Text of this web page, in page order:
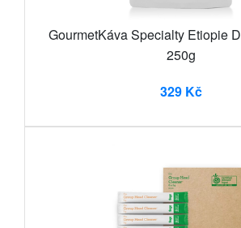
GourmetKáva Specialty Etiopie
250g
329 Kč